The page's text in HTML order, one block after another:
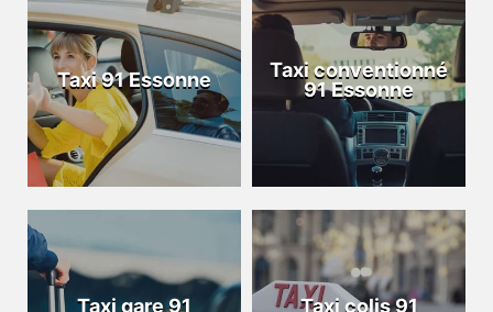
Taxi 91 Essonne
Taxi conventionné
91 Essonne
Taxi gare 91
Taxi colis 91